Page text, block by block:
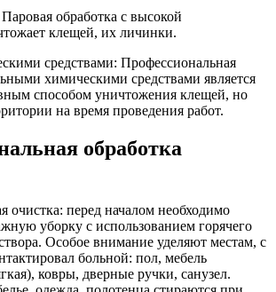
обработка с высокой
клещей, их личинки.
средствами: Профессиональная
химическими средствами является
способом уничтожения клещей, но
на время проведения работ.
обработка
очистка: перед началом необходимо
уборку с использованием горячего
Особое внимание уделяют местам, с
больной: пол, мебель
ковры, дверные ручки, санузел.